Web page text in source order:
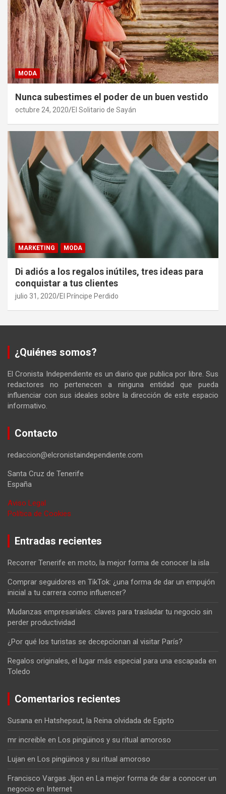
MODA
Nunca subestimes el poder de un buen vestido
octubre 24, 2020 El Solitario de Sayán
MARKETING MODA
Di adiós a los regalos inútiles, tres ideas para
conquistar a tus clientes
julio 31, 2020 El Príncipe Perdido
¿Quiénes somos?
El Cronista Independiente es un diario que publica por libre. Sus
redactores no pertenecen a ninguna entidad que pueda
influenciar con sus ideales sobre la dirección de este espacio
informativo.
Contacto
redaccion@elcronistaindependiente.com
Santa Cruz de Tenerife
España
Aviso Legal
Política de Cookies
Entradas recientes
Recorrer Tenerife en moto, la mejor forma de conocer la isla
Comprar seguidores en TikTok: ¿una forma de dar un empujón
inicial a tu carrera como influencer?
Mudanzas empresariales: claves para trasladar tu negocio sin
perder productividad
¿Por qué los turistas se decepcionan al visitar París?
Regalos originales, el lugar más especial para una escapada en
Toledo
Comentarios recientes
Susana en Hatshepsut, la Reina olvidada de Egipto
mr increible en Los pingüinos y su ritual amoroso
Lujan en Los pingüinos y su ritual amoroso
Francisco Vargas Jijon en La mejor forma de dar a conocer un
negocio en Internet